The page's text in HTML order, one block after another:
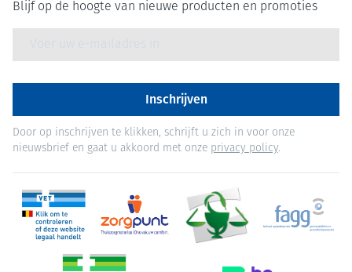
Blijf op de hoogte van nieuwe producten en promoties
Inschrijven
Door op inschrijven te klikken, schrijft u zich in voor onze
nieuwsbrief en gaat u akkoord met onze privacy policy.